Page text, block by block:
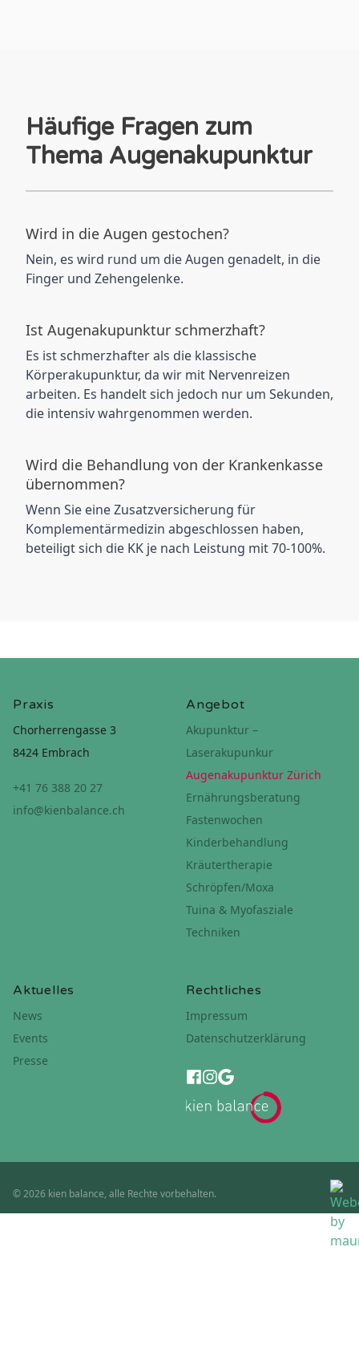
Häufige Fragen zum
Thema Augenakupunktur
Wird in die Augen gestochen?
Nein, es wird rund um die Augen genadelt, in die
Finger und Zehengelenke.
Ist Augenakupunktur schmerzhaft?
Es ist schmerzhafter als die klassische
Körperakupunktur, da wir mit Nervenreizen
arbeiten. Es handelt sich jedoch nur um Sekunden,
die intensiv wahrgenommen werden.
Wird die Behandlung von der Krankenkasse
übernommen?
Wenn Sie eine Zusatzversicherung für
Komplementärmedizin abgeschlossen haben,
beteiligt sich die KK je nach Leistung mit 70-100%.
Rechtliches
Impressum
Datenschutzerklärung
Praxis
Chorherrengasse 3
8424 Embrach
+41 76 388 20 27
info@kienbalance.ch
Angebot
Akupunktur –
Laserakupunkur
Augenakupunktur Zürich
Ernährungsberatung
Fastenwochen
Kinderbehandlung
Kräutertherapie
Schröpfen/Moxa
Tuina & Myofasziale
Techniken
Aktuelles
News
Events
Presse
© 2026 kien balance, alle Rechte vorbehalten.